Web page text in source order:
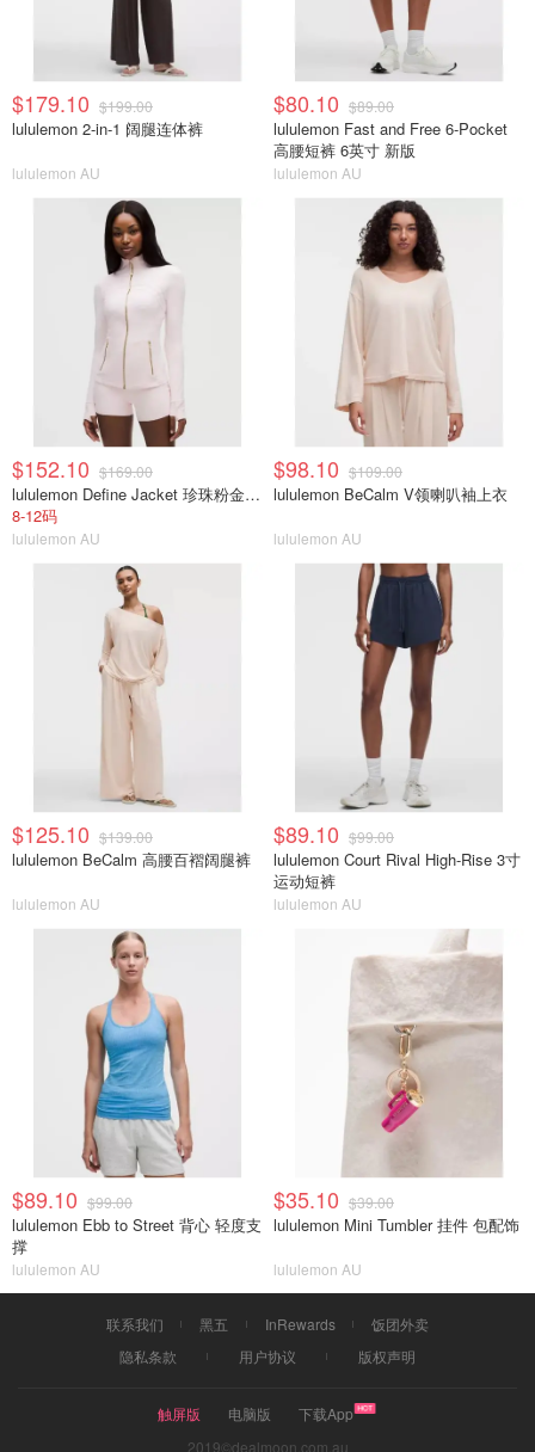
$179.10 $199.00
lululemon 2-in-1 阔腿连体裤
lululemon AU
$80.10 $89.00
lululemon Fast and Free 6-Pocket
高腰短裤 6英寸 新版
lululemon AU
$152.10 $169.00
lululemon Define Jacket 珍珠粉金拉链
8-12码
lululemon AU
$98.10 $109.00
lululemon BeCalm V领喇叭袖上衣
lululemon AU
$125.10 $139.00
lululemon BeCalm 高腰百褶阔腿裤
lululemon AU
$89.10 $99.00
lululemon Court Rival High-Rise 3寸
运动短裤
lululemon AU
$89.10 $99.00
lululemon Ebb to Street 背心 轻度支
撑
lululemon AU
$35.10 $39.00
lululemon Mini Tumbler 挂件 包配饰
lululemon AU
联系我们 黑五 InRewards
饭团外卖
隐私条款
用户协议 版权声明
触屏版 电脑版
下载App
2019©dealmoon.com.au